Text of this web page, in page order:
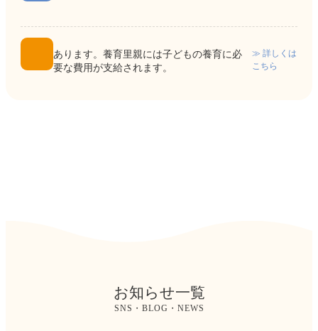
あります。養育里親には子どもの養育に必
要な費用が支給されます。
≫ 詳しくは
こちら
お知らせ一覧
SNS・BLOG・NEWS